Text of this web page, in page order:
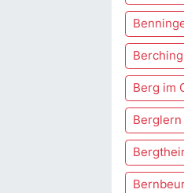
Berching
Berg im
Berglern